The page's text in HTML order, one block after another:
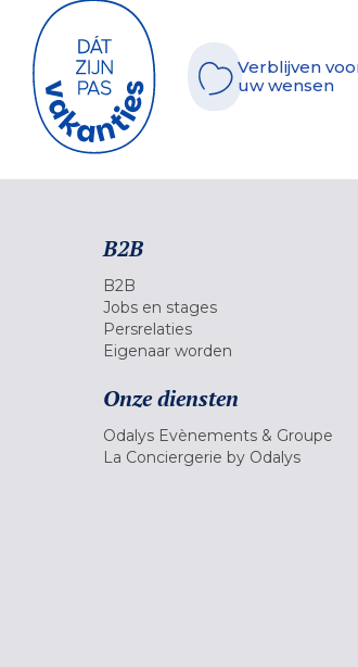
Verblijven
uw wensen
B2B
B2B
Jobs en stages
Persrelaties
Eigenaar worden
Onze diensten
Odalys Evènements & Groupe
La Conciergerie by Odalys